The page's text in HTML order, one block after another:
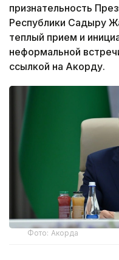
признательность
Республики Садыру
теплый прием и
неформальной
ссылкой на Акорду.
Фото: Акорда